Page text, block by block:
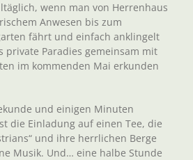
wenn man von Herrenhaus
Anwesen bis zum
fährt und einfach anklingelt
private Paradies gemeinsam mit
im kommenden Mai erkunden
und einigen Minuten
die Einladung auf einen Tee, die
und ihre herrlichen Berge
Musik. Und… eine halbe Stunde